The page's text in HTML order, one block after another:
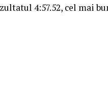
4:57.52, cel mai